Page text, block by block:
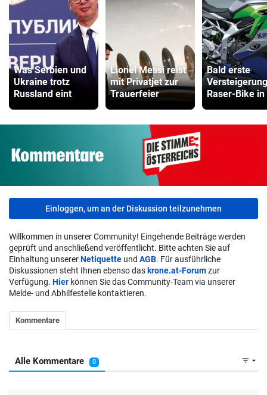
Was Serbien und
Ukraine trotz
Russland eint
Lionel Messi reist
mit Privatjet zur
Trauerfeier
Bald erste
Raser-Bike in
Einloggen, um an der Diskussion teilzunehmen
Willkommen in unserer Community! Eingehende Beiträge werden
geprüft und anschließend veröffentlicht. Bitte achten Sie auf
Einhaltung unsererNetiquette und AGB. Für ausführliche
Diskussionen steht Ihnen ebenso das krone.at-Forumzur
Verfügung. Hier können Sie das Community-Team via unserer
Melde- und Abhilfestelle kontaktieren.